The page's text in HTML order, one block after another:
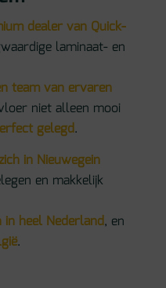
dealer van Quick-
laminaat- en
team van ervaren
niet alleen mooi
gelegd.
in Nieuwegein
en makkelijk
heel Nederland, en
.